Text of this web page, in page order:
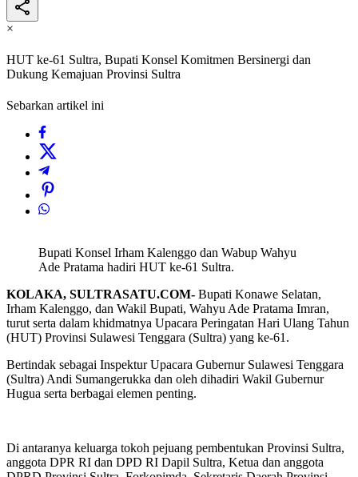
×
HUT ke-61 Sultra, Bupati Konsel Komitmen Bersinergi dan
Dukung Kemajuan Provinsi Sultra
Sebarkan artikel ini
Bupati Konsel Irham Kalenggo dan Wabup Wahyu
Ade Pratama hadiri HUT ke-61 Sultra.
KOLAKA, SULTRASATU.COM- Bupati Konawe Selatan,
Irham Kalenggo, dan Wakil Bupati, Wahyu Ade Pratama Imran,
turut serta dalam khidmatnya Upacara Peringatan Hari Ulang Tahun
(HUT) Provinsi Sulawesi Tenggara (Sultra) yang ke-61.
Bertindak sebagai Inspektur Upacara Gubernur Sulawesi Tenggara
(Sultra) Andi Sumangerukka dan oleh dihadiri Wakil Gubernur
Hugua serta berbagai elemen penting.
Di antaranya keluarga tokoh pejuang pembentukan Provinsi Sultra,
anggota DPR RI dan DPD RI Dapil Sultra, Ketua dan anggota